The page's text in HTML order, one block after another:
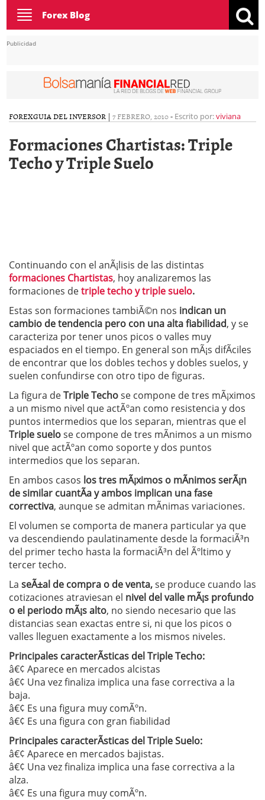
Toggle
navigation
Forex Blog
Publicidad
FOREXGUIA DEL INVERSOR | 7 FEBRERO, 2010- Escrito por:viviana
Formaciones Chartistas: Triple
Techo y Triple Suelo
Continuando con el anÃ¡lisis de las distintas
formaciones Chartistas, hoy analizaremos las
formaciones detriple techo y triple suelo.
Estas son formaciones tambiÃ©n nos indican un
cambio de tendencia pero con una alta fiabilidad, y se
caracteriza por tener unos picos o valles muy
espaciados en el tiempo. En general son mÃ¡s difÃ­ciles
de encontrar que los dobles techos y dobles suelos, y
suelen confundirse con otro tipo de figuras.
La figura deTriple Techose compone de tres mÃ¡ximos
a un mismo nivel que actÃºan como resistencia y dos
puntos intermedios que los separan, mientras que el
Triple suelose compone de tres mÃ­nimos a un mismo
nivel que actÃºan como soporte y dos puntos
intermedios que los separan.
En ambos casos los tres mÃ¡ximos o mÃ­nimos serÃ¡n
de similar cuantÃ­a y ambos implican una fase
correctiva, aunque se admitan mÃ­nimas variaciones.
El volumen se comporta de manera particular ya que
va descendiendo paulatinamente desde la formaciÃ³n
del primer techo hasta la formaciÃ³n del Ãºltimo y
tercer techo.
La seÃ±al de compra o de venta,se produce cuando las
cotizaciones atraviesan el nivel del valle mÃ¡s profundo
o el periodo mÃ¡s alto, no siendo necesario que las
distancias sean exactas entre si, ni que los picos o
valles lleguen exactamente a los mismos niveles.
Principales caracterÃ­sticas del Triple Techo:
â€¢ Aparece en mercados alcistas
â€¢ Una vez finaliza implica una fase correctiva a la
baja.
â€¢ Es una figura muy comÃºn.
â€¢ Es una figura con gran fiabilidad
Principales caracterÃ­sticas del Triple Suelo:
â€¢ Aparece en mercados bajistas.
â€¢ Una vez finaliza implica una fase correctiva a la
alza.
â€¢ Es una figura muy comÃºn.